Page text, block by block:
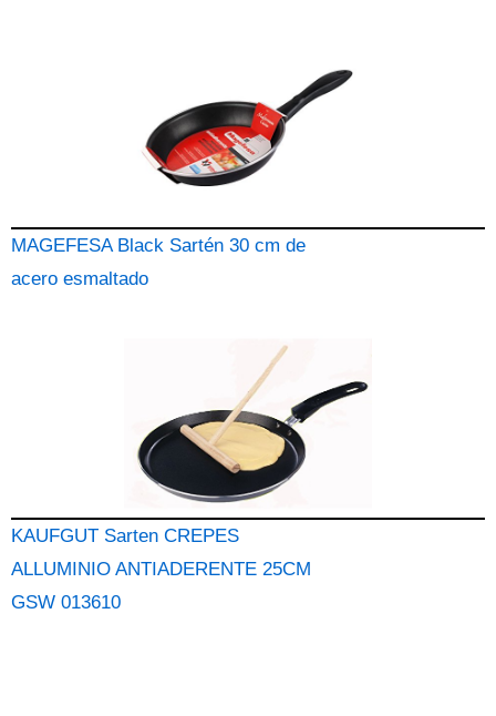
MAGEFESA Black Sartén 30 cm de
acero esmaltado
KAUFGUT Sarten CREPES
ALLUMINIO ANTIADERENTE 25CM
GSW 013610